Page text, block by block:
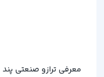
معرفی ترازو صنعتی پند Px3000